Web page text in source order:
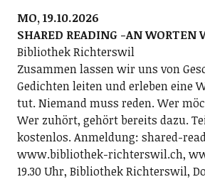
MO, 19.10.2026
SHARED READING -AN WORTEN
Bibliothek Richterswil
Zusammen lassen wir uns von
Gedichten leiten und erleben eine
tut. Niemand muss reden. Wer
Wer zuhört, gehört bereits dazu.
kostenlos. Anmeldung: shared-
www.bibliothek-richterswil.ch,
19.30 Uhr, Bibliothek Richterswil,